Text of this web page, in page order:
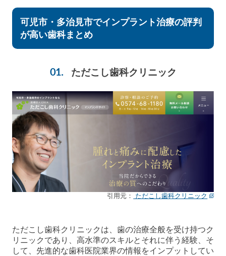
可児市・多治見市でインプラント治療の評判
が高い歯科まとめ
ただこし歯科クリニック
引用元： ただこし歯科クリニック
ただこし歯科クリニックは、歯の治療全般を受け持つク
リニックであり、高水準のスキルとそれに伴う経験、そ
して、先進的な歯科医院業界の情報をインプットしてい